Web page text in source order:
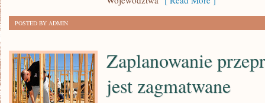
POSTED BY ADMIN
Zaplanowanie
jest zagmatwane